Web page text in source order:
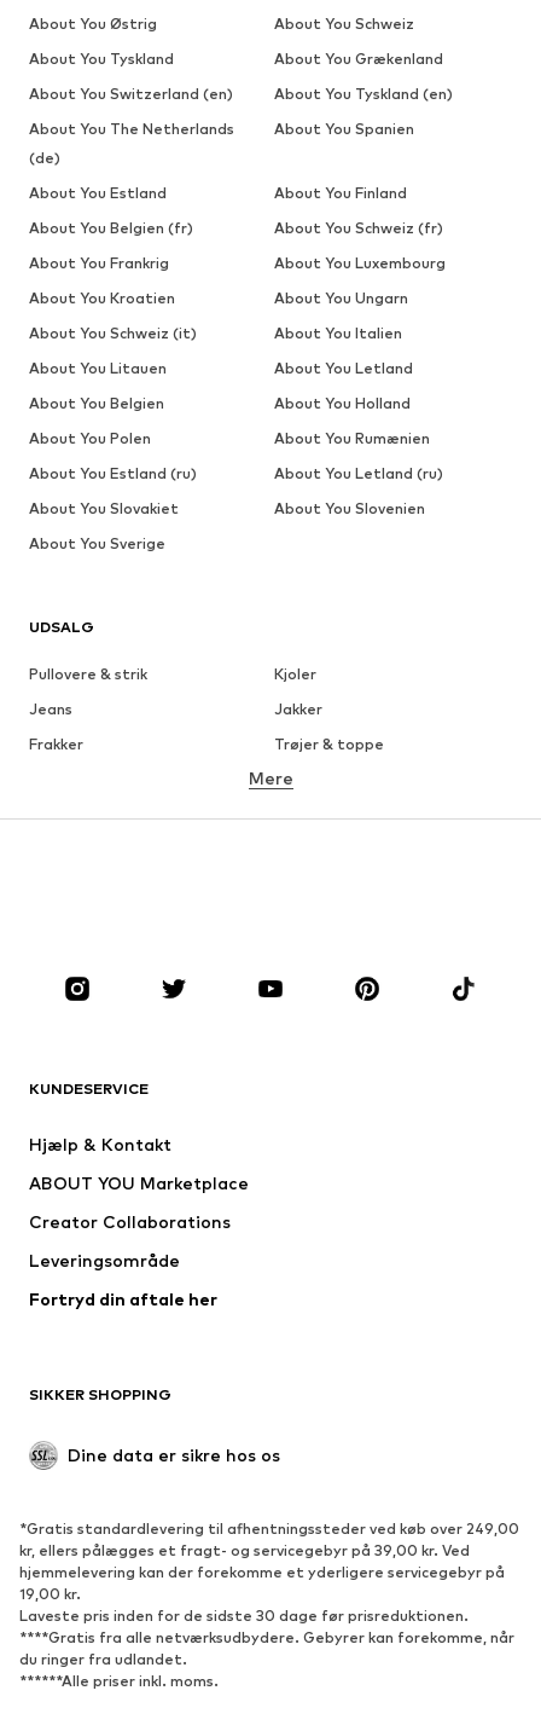
UDSALG
Pullovere & strik
Kjoler
Jeans
Jakker
Frakker
Trøjer & toppe
Undertøj
Tilbehør
Premium
Nyheder
Undertøj
Frakker
Badetøj
Upcycled mode
Nyheder
Trending
Sneakers
Ankelstøvler
Pumps & høje hæle
Støvler
Sandaler
Lave sko
Sportssko
Mere
KUNDESERVICE
Hjælp & Kontakt
ABOUT YOU Marketplace
Creator Collaborations
Leveringsområde
Fortryd din aftale her
SIKKER SHOPPING
Dine data er sikre hos os
*Gratis standardlevering til afhentningssteder ved køb over 249,00
kr, ellers pålægges et fragt- og servicegebyr på 39,00 kr. Ved
hjemmelevering kan der forekomme et yderligere servicegebyr på
19,00 kr.
Laveste pris inden for de sidste 30 dage før prisreduktionen.
****Gratis fra alle netværksudbydere. Gebyrer kan forekomme, når
du ringer fra udlandet.
******Alle priser inkl. moms.
About You Østrig
About You Schweiz
About You Tyskland
About You Grækenland
About You Switzerland (en)
About You Tyskland (en)
About You The Netherlands
(de)
About You Spanien
About You Estland
About You Finland
About You Belgien (fr)
About You Schweiz (fr)
About You Frankrig
About You Luxembourg
About You Kroatien
About You Ungarn
About You Schweiz (it)
About You Italien
About You Litauen
About You Letland
About You Belgien
About You Holland
About You Polen
About You Rumænien
About You Estland (ru)
About You Letland (ru)
About You Slovakiet
About You Slovenien
About You Sverige